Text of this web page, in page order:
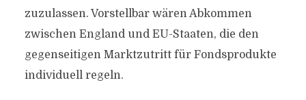
zuzulassen. Vorstellbar wären Abkommen
zwischen England und EU-Staaten, die den
gegenseitigen Marktzutritt für Fondsprodukte
individuell regeln.